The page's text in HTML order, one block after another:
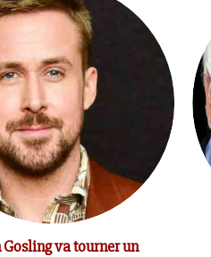
Gosling va tourner un